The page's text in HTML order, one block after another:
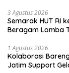
3 Agustus 2026
Semarak HUT RI
Beragam Lomba
1 Agustus 2026
Kolaborasi
Jatim Support